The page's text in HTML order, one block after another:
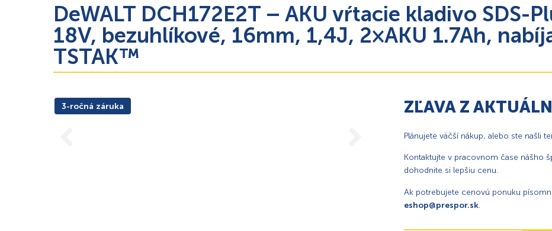
DeWALT DCH172E2T – AKU vŕtacie kladivo SDS-
18V, bezuhlíkové, 16mm, 1,4J, 2×AKU 1.7Ah,
TSTAK™
3-ročná záruka ZĽAVA Z
Plánujete väčší nákup, alebo ste našli
Kontaktujte v pracovnom čase nášho
dohodnite si lepšiu cenu.
Ak potrebujete cenovú ponuku
eshop@prespor.sk.